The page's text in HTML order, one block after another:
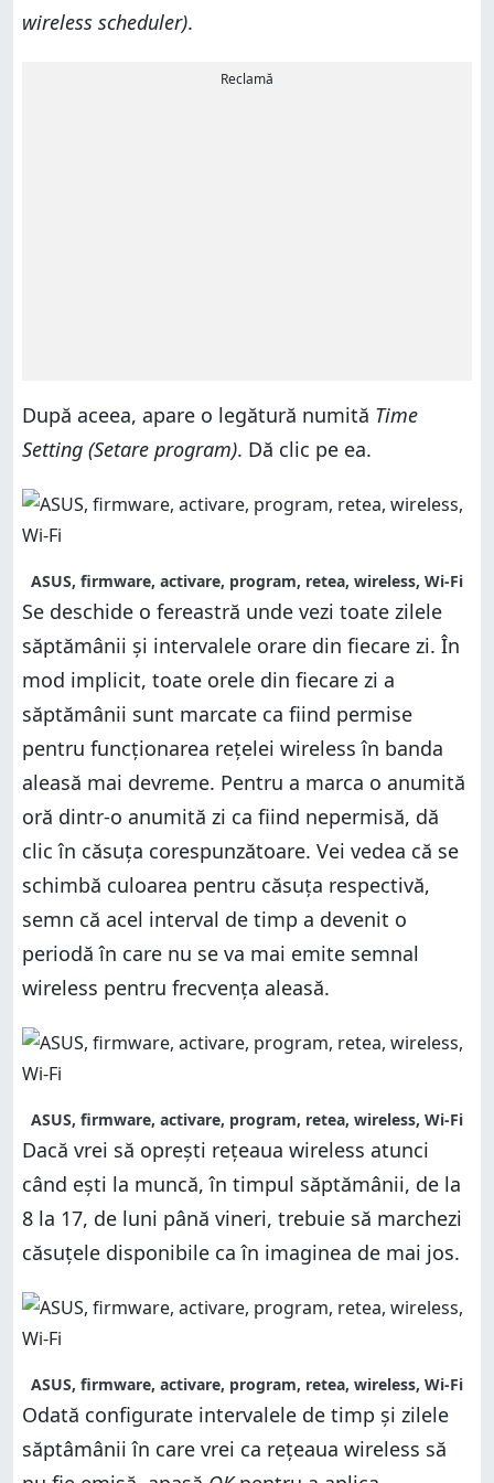
wireless scheduler).
Reclamă
După aceea, apare o legătură numită Time
Setting (Setare program). Dă clic pe ea.
ASUS, firmware, activare, program, retea, wireless, Wi-Fi
Se deschide o fereastră unde vezi toate zilele
săptămânii și intervalele orare din fiecare zi. În
mod implicit, toate orele din fiecare zi a
săptămânii sunt marcate ca fiind permise
pentru funcționarea rețelei wireless în banda
aleasă mai devreme. Pentru a marca o anumită
oră dintr-o anumită zi ca fiind nepermisă, dă
clic în căsuța corespunzătoare. Vei vedea că se
schimbă culoarea pentru căsuța respectivă,
semn că acel interval de timp a devenit o
periodă în care nu se va mai emite semnal
wireless pentru frecvența aleasă.
ASUS, firmware, activare, program, retea, wireless, Wi-Fi
Dacă vrei să oprești rețeaua wireless atunci
când ești la muncă, în timpul săptămânii, de la
8 la 17, de luni până vineri, trebuie să marchezi
căsuțele disponibile ca în imaginea de mai jos.
ASUS, firmware, activare, program, retea, wireless, Wi-Fi
Odată configurate intervalele de timp și zilele
săptâmânii în care vrei ca rețeaua wireless să